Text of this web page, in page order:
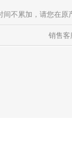
累加，请您在原
销售客